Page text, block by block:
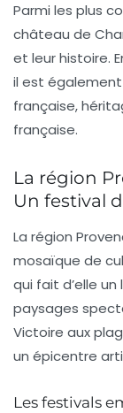
Parmi les plus
château de
et leur histoire.
il est également
française,
française.
La région
Un festival
La région
mosaïque de
qui fait d’elle un
paysages
Victoire aux
un épicentre
Les festivals